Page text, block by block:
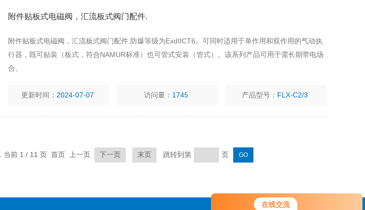
在线交流
您好！欢迎前来咨询，很高兴为您
附件贴板式电磁阀，汇流板式阀门配件.
附件贴板式电磁阀，汇流板式阀门配件.防爆等级为ExdIICT6。可同时适用于单作用和双作用的气动执
行器，既可贴装（板式，符合NAMUR标准）也可管式安装（管式）。该系列产品可用于需长期带电场
合。
更新时间： 2024-07-07 访问量： 1745 产品型号： FLX-C2/3
当前 1 / 11 页 首页 上一页 下一页 末页 跳转到第 页